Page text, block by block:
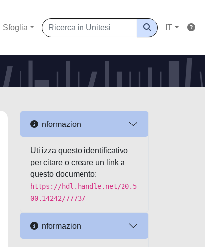
Sfoglia IT
Informazioni
Utilizza questo identificativo
per citare o creare un link a
questo documento:
https://hdl.handle.net/20.5
00.14242/77737
Informazioni